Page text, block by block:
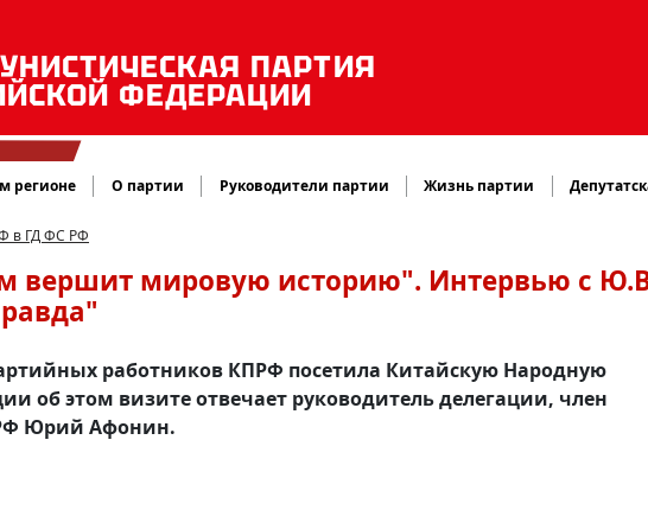
ПАРТИЯ
ФЕДЕРАЦИИ
регионе О партии Руководители партии Жизнь партии
в ГД ФС РФ
вершит мировую историю". Интервью с
работников КПРФ посетила Китайскую Народную
об этом визите отвечает руководитель делегации, член
Юрий Афонин.